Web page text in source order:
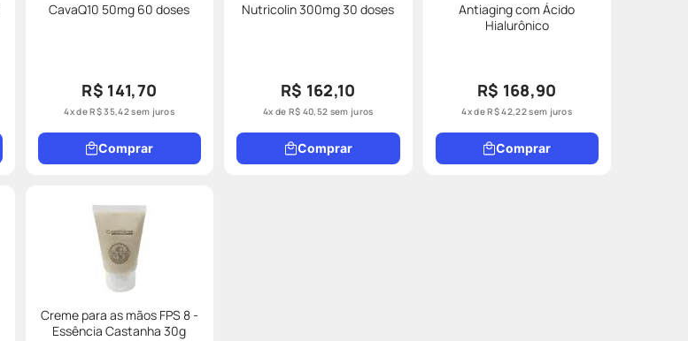
CavaQ10 50mg 60 doses
R$ 141,70
4x deR$35,42sem juros
Comprar
Nutricolin 300mg 30 doses
R$ 162,10
4x de R$ 40,52 sem juros
Comprar
Antiaging com Ácido
Hialurônico
R$ 168,90
4x deR$42,22sem juros
Comprar
Creme para as mãos FPS 8 -
Essência Castanha 30g